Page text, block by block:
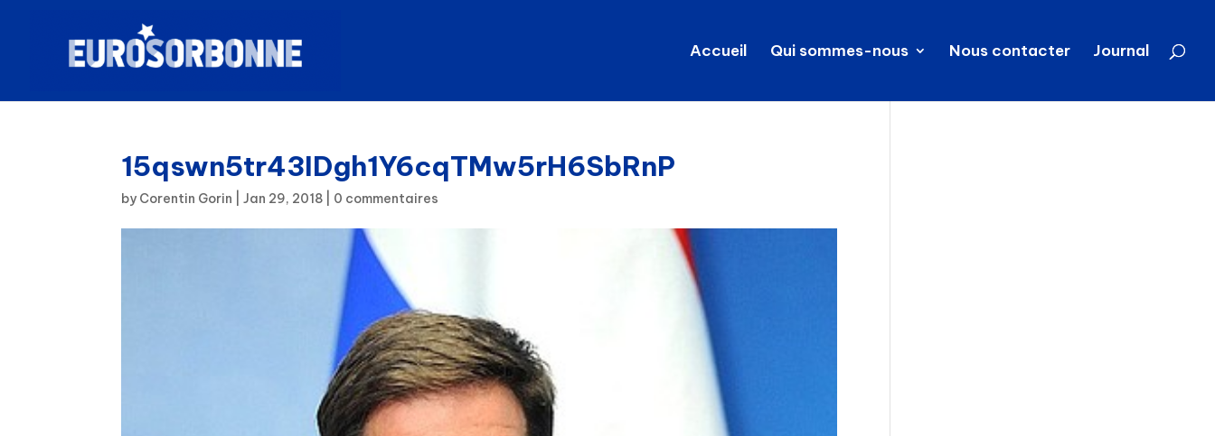
Accueil Qui sommes-nous Nous contacter Journal
15qswn5tr43IDgh1Y6cqTMw5rH6SbRnP
by Corentin Gorin |Jan 29, 2018 0 commentaires